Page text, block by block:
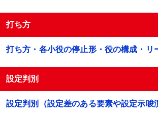
打ち方
打ち方・各小役の停止形・役の構成・リ
設定判別
設定判別（設定差のある要素や設定示唆